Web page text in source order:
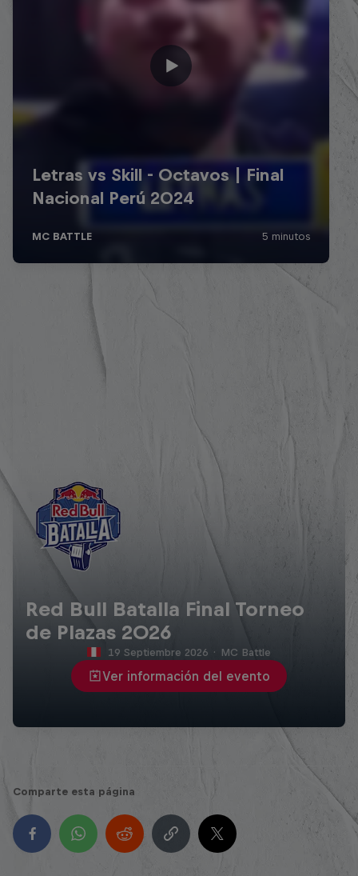
Red Bull Batalla Final Torneo
de Plazas 2026
Ver información del evento
19 Septiembre 2026 · MC Battle
Comparte esta página